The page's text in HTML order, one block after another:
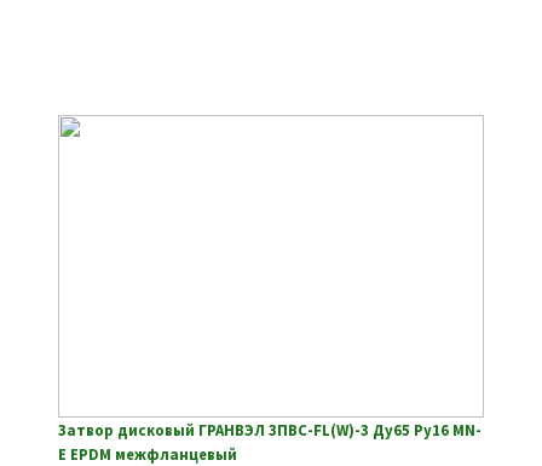
Затвор дисковый ГРАНВЭЛ ЗПВС-FL(W)-3 Ду65 Ру16 MN-
E EPDM межфланцевый